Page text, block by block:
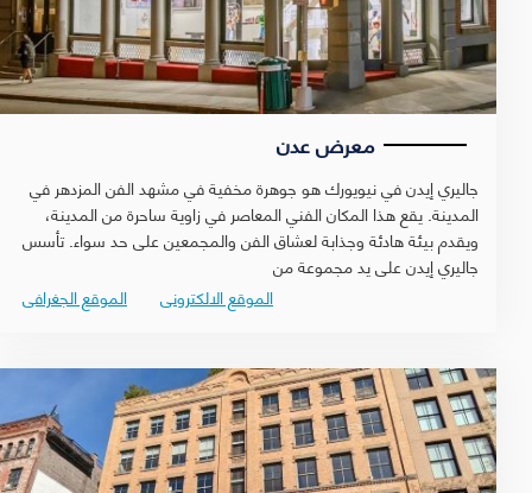
معرض عدن
جاليري إيدن في نيويورك هو جوهرة مخفية في مشهد الفن المزدهر في
المدينة. يقع هذا المكان الفني المعاصر في زاوية ساحرة من المدينة،
ويقدم بيئة هادئة وجذابة لعشاق الفن والمجمعين على حد سواء. تأسس
جاليري إيدن على يد مجموعة من
الموقع الجغرافى
الموقع الالكترونى